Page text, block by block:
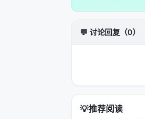
不是混合架构
稀疏注意力的"墓
💬 讨论回复（0）
💡推荐阅读